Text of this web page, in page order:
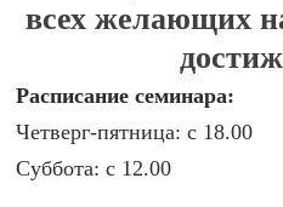
всех желающих
Расписание семинара:
Четверг-пятница: с 18.00
Суббота: с 12.00